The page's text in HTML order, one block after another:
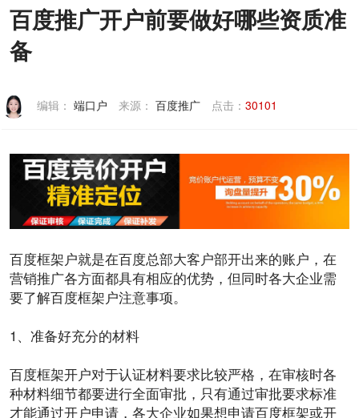
百度推广开户前要做好哪些资质准
备
编辑： 端口户 来源： 百度推广 点击： 30101
百度框架户就是在百度总部大客户部开出来的账户 ，在
营销推广各方面都具有相应的优势，但同时各大企业需
要了解百度框架户注意事项。
1、准备好充分的材料
百度框架开户对于认证材料要求比较严格，在审核时各
种材料细节都要进行全面审批，只有通过审批要求标准
才能通过开户申请，各大企业如果想申请百度框架或开